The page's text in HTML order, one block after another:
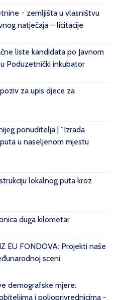
- zemljišta u vlasništvu
natječaja – licitacije
liste kandidata po Javnom
Poduzetnički inkubator
za upis djece za
ponuditelja | ''Izrada
u naseljenom mjestu
lokalnog puta kroz
duga kilometar
EU FONDOVA: Projekti naše
sceni
demografske mjere:
i poljoprivrednicima -